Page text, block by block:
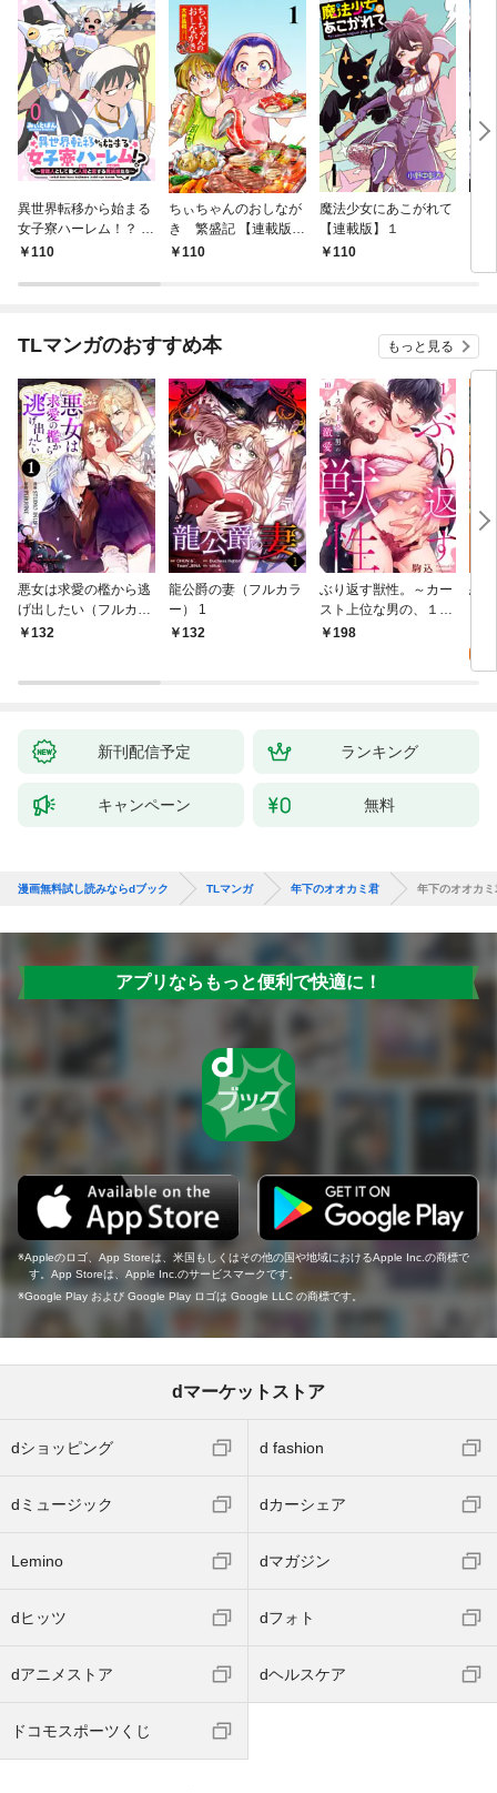
異世界転移から始まる
女子寮ハーレム！？ ～
管理人として働く人間
【連載版】０
110
ちぃちゃんのおしなが
き 繁盛記 【連載版】
１110
魔法少女にあこがれて
【連載版】１
110
TLマンガのおすすめ本 もっと見る
悪女は求愛の檻から逃
げ出したい（フルカラ
ー） 1
132
龍公爵の妻（フルカラ
ー） 1
132
ぶり返す獣性。～カー
スト上位な男の、１０
年越しの激愛１
198
恋
新刊配信予定 ランキング
キャンペーン 無料
漫画無料試し読みならdブック TLマンガ 年下のオオカミ君 年下のオオカミ
アプリならもっと便利で快適に！
Appleのロゴ、App Storeは、米国もしくはその他の国や地域におけるApple Inc.の商標で
す。App Storeは、Apple Inc.のサービスマークです。
Google Play および Google Play ロゴは Google LLC の商標です。
dマーケットストア
dショッピング d fashion
dミュージック dカーシェア
Lemino dマガジン
dヒッツ dフォト
dアニメストア dヘルスケア
ドコモスポーツくじ